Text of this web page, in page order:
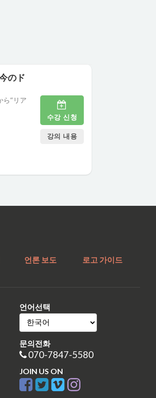
のド
ら“リア
수강 신청
강의 내용
언론 보도 로고 가이드
언어선택
문의전화
070-7847-5580
JOIN US ON